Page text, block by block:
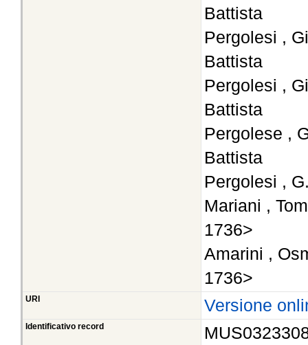
Battista
Pergolesi ,
Battista
Pergolesi ,
Battista
Pergolese ,
Battista
Pergolesi ,
Mariani ,
1736>
Amarini ,
1736>
URI Versione
Identificativo record